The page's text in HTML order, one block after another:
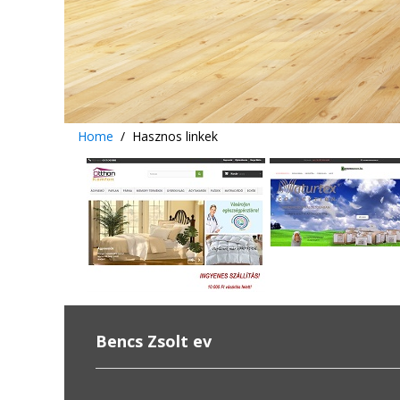
Home Hasznos linkek
Bencs Zsolt ev